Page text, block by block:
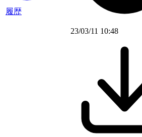
履歴
23/03/11 10:48